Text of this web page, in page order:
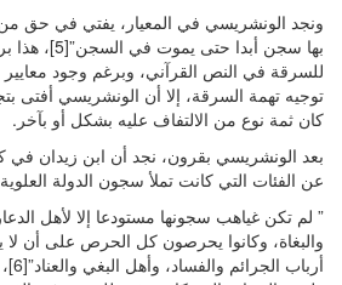
ونجد الونشريسي في المعيار، يفتي في حق
بها سجن أبدا
للسرقة في النص القرآني، وبرغم وجود
توجيه تهمة السرقة، إلا أن الونشريسي أفتى
كان ثمة نوع من الالتفاف عليه بشكل أو بآخر.
بعد الونشريسي بقرون، نجد أن ابن زيدان في
عن الفئات التي كانت تملأ سجون الدولة
” لم تكن غياهب سجونها مستودعا إلا لأهل
والبغاة، وكانوا يحرصون كل الحرص على أن لا